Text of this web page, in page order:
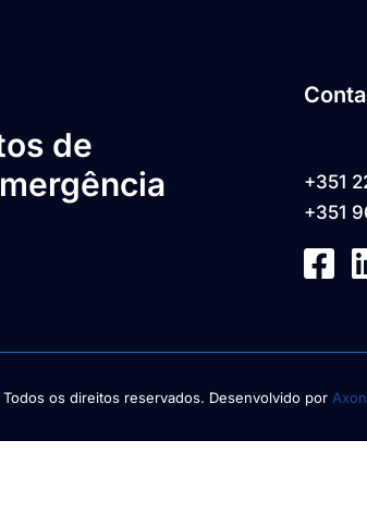
de
+351
+351
Todos os direitos reservados. Desenvolvido por